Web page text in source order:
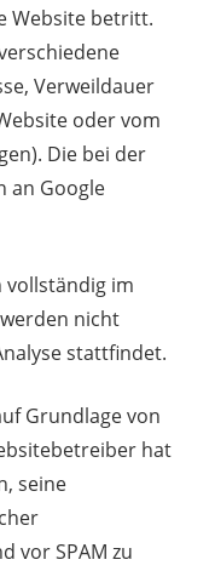
Website betritt.
Verweildauer
oder vom
Die bei der
an Google
vollständig im
nicht
stattfindet.
Grundlage von
hat
seine
vor SPAM zu